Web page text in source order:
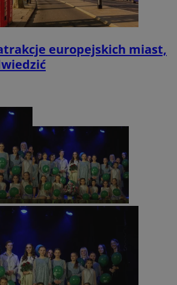
europejskich miast,